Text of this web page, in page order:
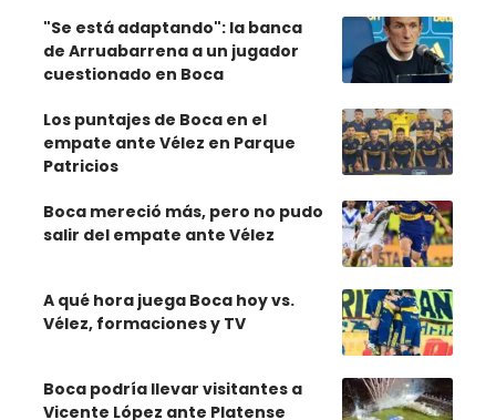
"Se está adaptando": la banca
de Arruabarrena a un jugador
cuestionado en Boca
Los puntajes de Boca en el
empate ante Vélez en Parque
Patricios
Boca mereció más, pero no pudo
salir del empate ante Vélez
A qué hora juega Boca hoy vs.
Vélez, formaciones y TV
Boca podría llevar visitantes a
Vicente López ante Platense